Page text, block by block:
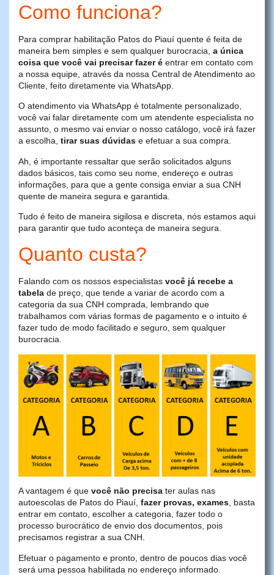
Como funciona?
Para comprar habilitação Patos do Piauí quente é feita de
maneira bem simples e sem qualquer burocracia, a única
coisa que você vai precisar fazer é entrar em contato com
a nossa equipe, através da nossa Central de Atendimento ao
Cliente, feito diretamente via WhatsApp.
O atendimento via WhatsApp é totalmente personalizado,
você vai falar diretamente com um atendente especialista no
assunto, o mesmo vai enviar o nosso catálogo, você irá fazer
a escolha, tirar suas dúvidas e efetuar a sua compra.
Ah, é importante ressaltar que serão solicitados alguns
dados básicos, tais como seu nome, endereço e outras
informações, para que a gente consiga enviar a sua CNH
quente de maneira segura e garantida.
Tudo é feito de maneira sigilosa e discreta, nós estamos aqui
para garantir que tudo aconteça de maneira segura.
Quanto custa?
Falando com os nossos especialistas você já recebe a
tabela de preço, que tende a variar de acordo com a
categoria da sua CNH comprada, lembrando que
trabalhamos com várias formas de pagamento e o intuito é
fazer tudo de modo facilitado e seguro, sem qualquer
burocracia.
A vantagem é que você não precisa ter aulas nas
autoescolas de Patos do Piauí, fazer provas, exames, basta
entrar em contato, escolher a categoria, fazer todo o
processo burocrático de envio dos documentos, pois
precisamos registrar a sua CNH.
Efetuar o pagamento e pronto, dentro de poucos dias você
será uma pessoa habilitada no endereço informado.